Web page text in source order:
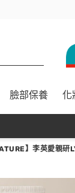
臉部保養 化
】李英愛親